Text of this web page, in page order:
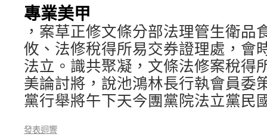
專業美甲
，案草正修文條分部法理管生衛品
攸、法修稅得所易交券證理處，會
法立。識共聚凝，文條法修案稅得
美論討將，說池鴻林長行執會員委
黨行舉將午下天今團黨院法立黨民
發表迴響